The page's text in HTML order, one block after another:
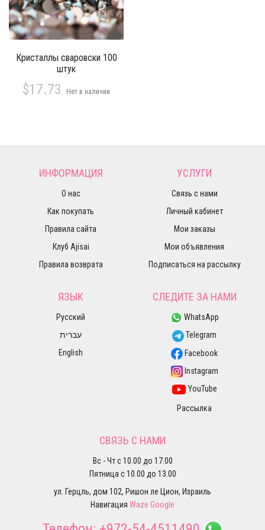
Кристаллы сваровски 100
штук
$17.73 Нет в наличии
ИНФОРМАЦИЯ
О нас
Как покупать
Правила сайта
Клуб Ajisai
Правила возврата
УСЛУГИ
Связь с нами
Личный кабинет
Мои заказы
Мои объявления
Подписаться на рассылку
ЯЗЫК
Русский
עברית
English
СЛЕДИТЕ ЗА НАМИ
WhatsApp
Telegram
Facebook
Instagram
YouTube
Рассылка
СВЯЗЬ С НАМИ
Вс - Чт с 10.00 до 17.00
Пятница с 10.00 до 13.00
ул. Герцль, дом 102, Ришон ле Цион, Израиль
Навигация Waze Google